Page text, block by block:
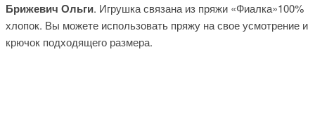
Брижевич Ольги. Игрушка связана из пряжи «Фиалка»100%
хлопок. Вы можете использовать пряжу на свое усмотрение и
крючок подходящего размера.